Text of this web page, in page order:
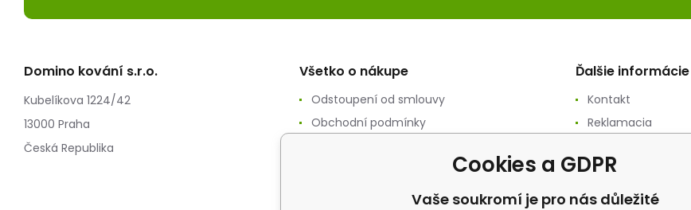
Domino kování s.r.o.
Kubelíkova 1224/42
13000 Praha
Česká Republika
Všetko o nákupe
Odstoupení od smlouvy
Obchodní podmínky
Ďalšie informácie
Kontakt
Reklamacia
Cookies a GDPR
Vaše soukromí je pro nás důležité